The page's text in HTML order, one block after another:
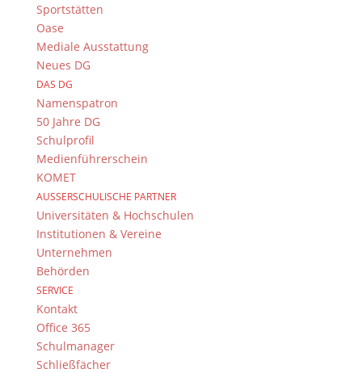
Sportstätten
Oase
Mediale Ausstattung
Neues DG
DAS DG
Namenspatron
50 Jahre DG
Schulprofil
Medienführerschein
KOMET
AUSSERSCHULISCHE PARTNER
Universitäten & Hochschulen
Institutionen & Vereine
Unternehmen
Behörden
SERVICE
Kontakt
Office 365
Schulmanager
Schließfächer
immer innerhalb von 30 – 40 Minuten gefällt,
sondern es gibt Vertagungen und immer wieder
Pausen, da z.B. die Zeugen noch nicht erschienen
sind.
Mal sehen, welche Überraschungen die Verhandlung
im kommenden Schuljahr bieten!